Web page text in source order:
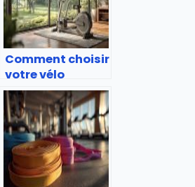
Comment choisir
votre vélo
elliptique pour un
entraînement
efficace ?